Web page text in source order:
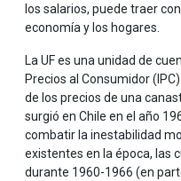
los salarios, puede traer
economía y los hogares.
La UF es una unidad de
Precios al Consumidor
de los precios de una
surgió en Chile en el año
combatir la inestabilidad
existentes en la época, las
durante 1960-1966 (en